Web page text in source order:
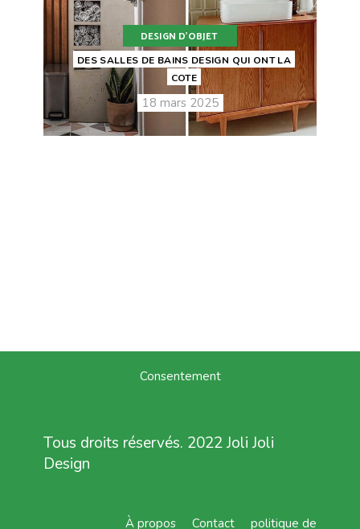
DESIGN D'OBJET
DES SALLES DE BAINS DESIGN QUI ONT LA
COTE
18 mars 2025
Consentement
Tous droits réservés. 2022 Joli Joli
Design
À propos Contact politique de